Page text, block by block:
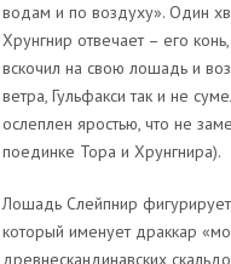
водам и по воздуху». Один
Хрунгнир отвечает – его
вскочил на свою лошадь и
ветра, Гульфакси так и не
ослеплен яростью, что не
поединке Тора и Хрунгнира).
Лошадь Слейпнир фигурирует
который именует драккар
древнескандинавских